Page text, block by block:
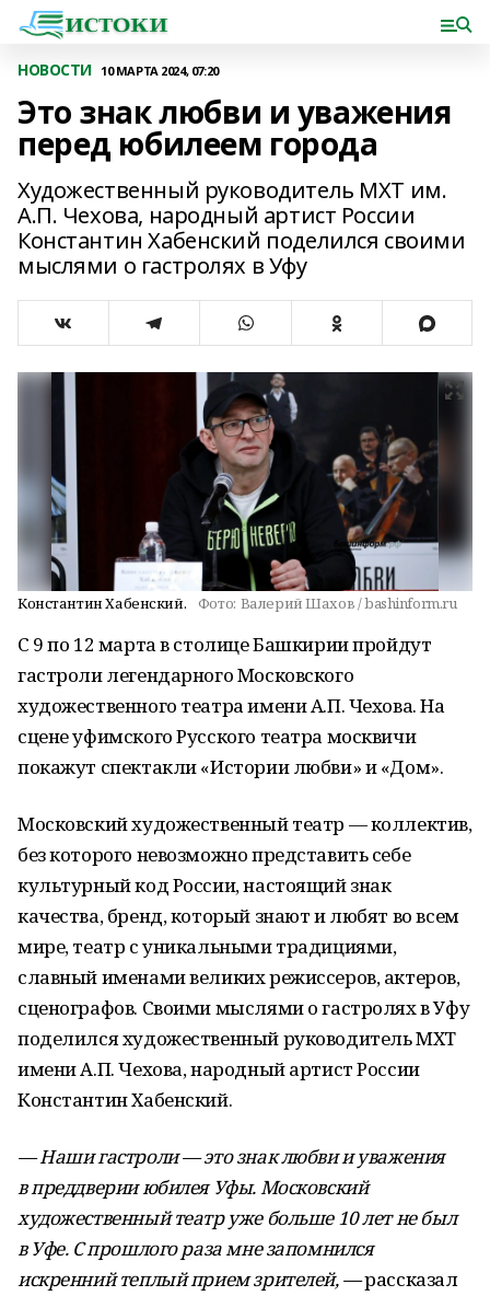
НОВОСТИ 10 МАРТА 2024, 07:20
Это знак любви и уважения
перед юбилеем города
Художественный руководитель МХТ им.
А.П. Чехова, народный артист России
Константин Хабенский поделился своими
мыслями о гастролях в Уфу
Константин Хабенский. Фото: Валерий Шахов / bashinform.ru
С 9 по 12 марта в столице Башкирии пройдут
гастроли легендарного Московского
художественного театра имени А.П. Чехова. На
сцене уфимского Русского театра москвичи
покажут спектакли «Истории любви» и «Дом».
Московский художественный театр — коллектив,
без которого невозможно представить себе
культурный код России, настоящий знак
качества, бренд, который знают и любят во всем
мире, театр с уникальными традициями,
славный именами великих режиссеров, актеров,
сценографов. Своими мыслями о гастролях в Уфу
поделился художественный руководитель МХТ
имени А.П. Чехова, народный артист России
Константин Хабенский.
— Наши гастроли — это знак любви и уважения
в преддверии юбилея Уфы. Московский
художественный театр уже больше 10 лет не был
в Уфе. С прошлого раза мне запомнился
искренний теплый прием зрителей, —рассказал